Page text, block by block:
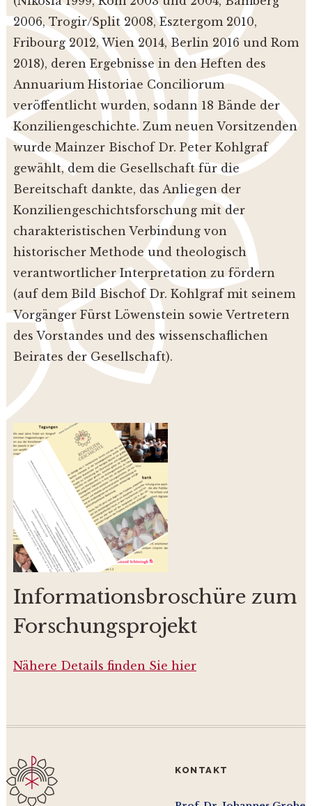
2006, Trogir/Split 2008, Esztergom 2010,
Fribourg 2012, Wien 2014, Berlin 2016 und Rom
2018), deren Ergebnisse in den Heften des
Annuarium Historiae Conciliorum
veröffentlicht wurden, sodann 18 Bände der
Konziliengeschichte. Zum neuen Vorsitzenden
wurde Mainzer Bischof Dr. Peter Kohlgraf
gewählt, dem die Gesellschaft für die
Bereitschaft dankte, das Anliegen der
Konziliengeschichtsforschung mit der
charakteristischen Verbindung von
historischer Methode und theologisch
verantwortlicher Interpretation zu fördern
(auf dem Bild Bischof Dr. Kohlgraf mit seinem
Vorgänger Fürst Löwenstein sowie Vertretern
des Vorstandes und des wissenschaflichen
Beirates der Gesellschaft).
Informationsbroschüre zum
Forschungsprojekt
Nähere Details finden Sie hier
KONTAKT